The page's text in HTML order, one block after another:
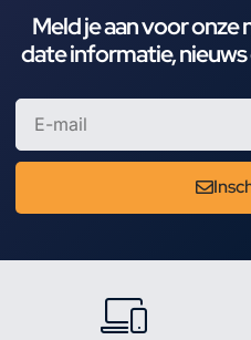
Meld je aan voor
date informatie,